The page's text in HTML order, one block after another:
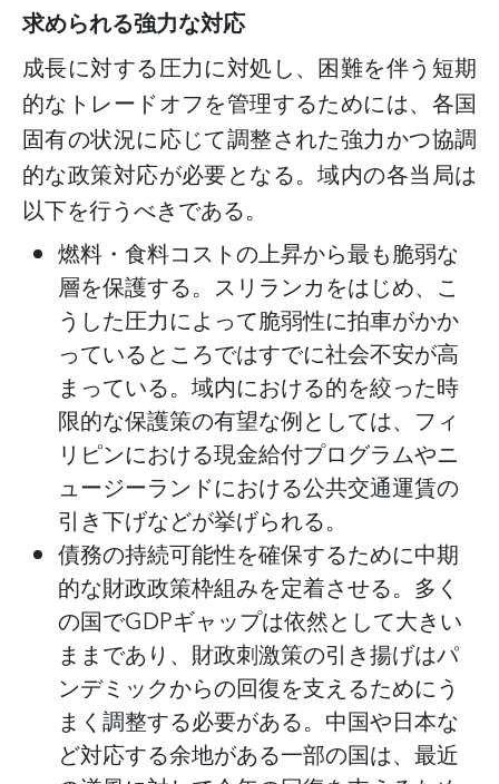
求められる強力な対応
成長に対する圧力に対処し、困難を伴う短期
的なトレードオフを管理するためには、各国
固有の状況に応じて調整された強力かつ協調
的な政策対応が必要となる。域内の各当局は
以下を行うべきである。
燃料・食料コストの上昇から最も脆弱な
層を保護する。スリランカをはじめ、こ
うした圧力によって脆弱性に拍車がかか
っているところではすでに社会不安が高
まっている。域内における的を絞った時
限的な保護策の有望な例としては、フィ
リピンにおける現金給付プログラムやニ
ュージーランドにおける公共交通運賃の
引き下げなどが挙げられる。
債務の持続可能性を確保するために中期
的な財政政策枠組みを定着させる。多く
の国でGDPギャップは依然として大きい
ままであり、財政刺激策の引き揚げはパ
ンデミックからの回復を支えるためにう
まく調整する必要がある。中国や日本な
ど対応する余地がある一部の国は、最近